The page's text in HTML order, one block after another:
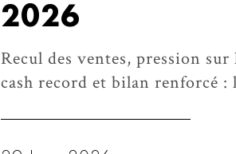
2026
Recul des ventes, pression
cash record et bilan renforcé :